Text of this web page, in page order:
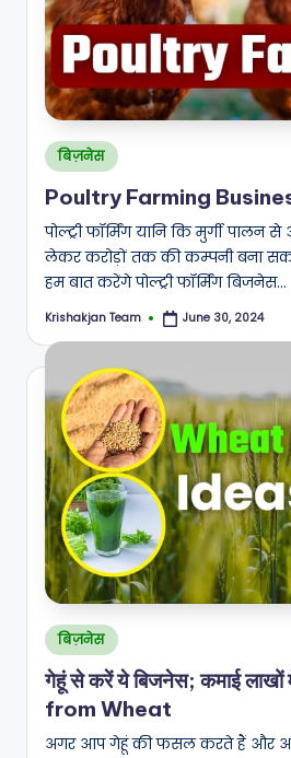
Posted
in
बिज़नेस
Poultry Farming
पोल्ट्री फॉर्मिंग यानि कि मुर्गी
लेकर करोड़ों तक की कम्पनी बना
हम बात करेंगे पोल्ट्री फॉर्मिंग बिजनेस…
Posted
Krishakjan Team June 30, 2024
Posted
in
बिज़नेस
गेहूं से करें ये बिजनेस; कमाई
from Wheat
अगर आप गेहूं की फसल करते हैं और